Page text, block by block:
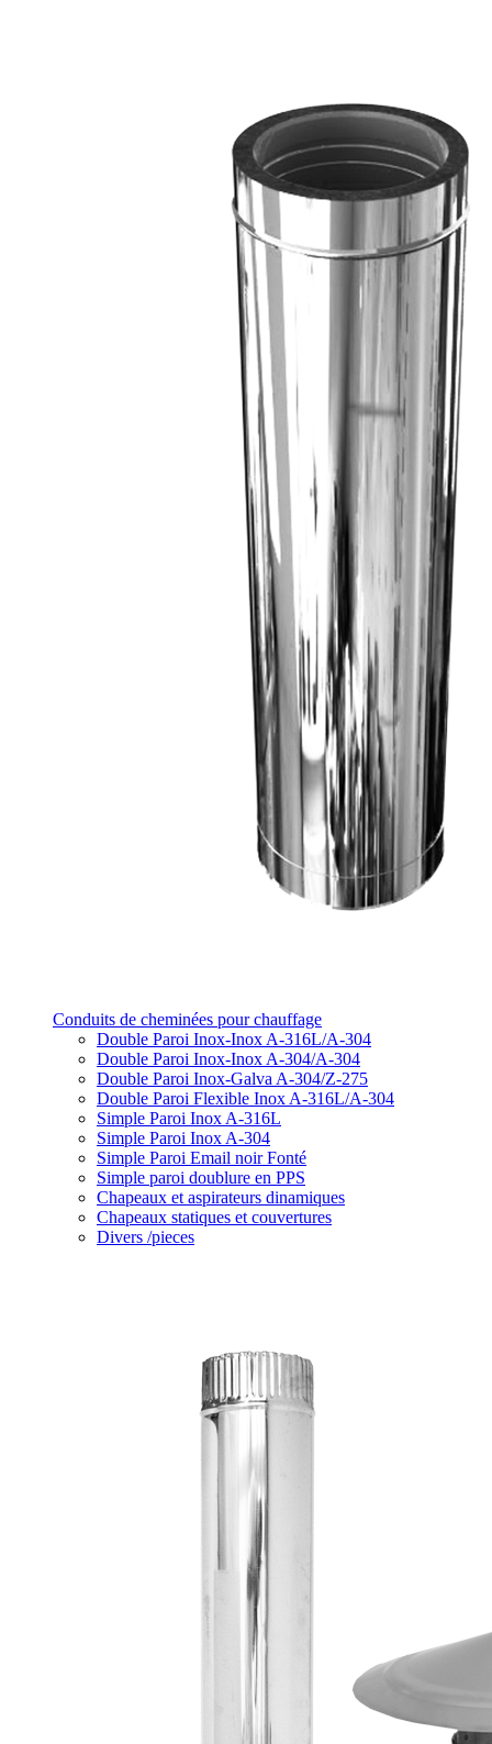
Conduits de cheminées pour chauffage
Double Paroi Inox-Inox A-316L/A-304
Double Paroi Inox-Inox A-304/A-304
Double Paroi Inox-Galva A-304/Z-275
Double Paroi Flexible Inox A-316L/A-304
Simple Paroi Inox A-316L
Simple Paroi Inox A-304
Simple Paroi Email noir Fonté
Simple paroi doublure en PPS
Chapeaux et aspirateurs dinamiques
Chapeaux statiques et couvertures
Divers /pieces